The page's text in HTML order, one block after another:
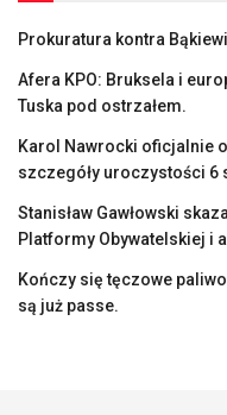
Prokuratura kontra
Afera KPO: Bruksela i
Tuska pod ostrzałem.
Karol Nawrocki oficjalnie
szczegóły uroczystości 6
Stanisław Gawłowski
Platformy Obywatelskiej i
Kończy się tęczowe
są już passe.